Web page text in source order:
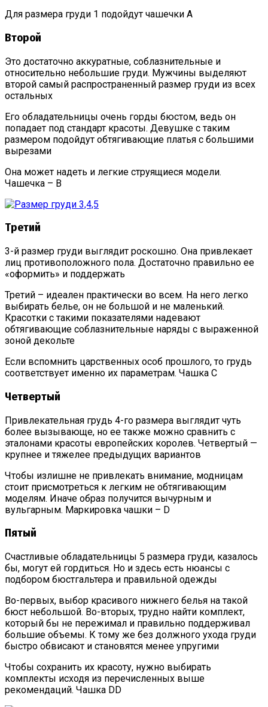
Для размера груди 1 подойдут чашечки А
Второй
Это достаточно аккуратные, соблазнительные и
относительно небольшие груди. Мужчины выделяют
второй самый распространенный размер груди из всех
остальных
Его обладательницы очень горды бюстом, ведь он
попадает под стандарт красоты. Девушке с таким
размером подойдут обтягивающие платья с большими
вырезами
Она может надеть и легкие струящиеся модели.
Чашечка – В
Третий
3-й размер груди выглядит роскошно. Она привлекает
лиц противоположного пола. Достаточно правильно ее
«оформить» и поддержать
Третий – идеален практически во всем. На него легко
выбирать белье, он не большой и не маленький.
Красотки с такими показателями надевают
обтягивающие соблазнительные наряды с выраженной
зоной декольте
Если вспомнить царственных особ прошлого, то грудь
соответствует именно их параметрам. Чашка С
Четвертый
Привлекательная грудь 4-го размера выглядит чуть
более вызывающе, но ее также можно сравнить с
эталонами красоты европейских королев. Четвертый —
крупнее и тяжелее предыдущих вариантов
Чтобы излишне не привлекать внимание, модницам
стоит присмотреться к легким не обтягивающим
моделям. Иначе образ получится вычурным и
вульгарным. Маркировка чашки – D
Пятый
Счастливые обладательницы 5 размера груди, казалось
бы, могут ей гордиться. Но и здесь есть нюансы с
подбором бюстгальтера и правильной одежды
Во-первых, выбор красивого нижнего белья на такой
бюст небольшой. Во-вторых, трудно найти комплект,
который бы не пережимал и правильно поддерживал
большие объемы. К тому же без должного ухода груди
быстро обвисают и становятся менее упругими
Чтобы сохранить их красоту, нужно выбирать
комплекты исходя из перечисленных выше
рекомендаций. Чашка DD